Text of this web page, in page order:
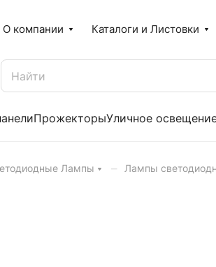
О компании Каталоги и Листовки
ПрожекторыУличное
Лампы – Лампы